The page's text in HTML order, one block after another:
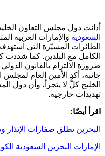
أدانت دول مجلس التعاون
السعودية و الإمارات العربية
الطائرات المسيّرة التي
الكامل مع البلدين. كما شددت
ضرورة الالتزام بالقانون
جانبه، أكد الأمين العام لمجلس
الخليج كلٌّ لا يتجزأ، وأن دول
تهديدات خارجية.
اقرأ أيضًا:
البحرين تطلق صفارات الإنذار
الإمارات البحرين السعودية